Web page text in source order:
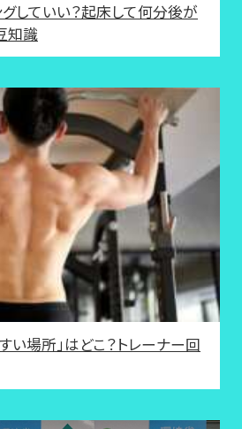
していい？起床して何分後が
知識
い場所」はどこ？トレーナー回